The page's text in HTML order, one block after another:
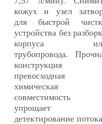
кожух и узел
для быстрой
устройства без
корпуса
трубопровода.
конструкция
превосходная
химическая
совместимость
упрощает
детектирование